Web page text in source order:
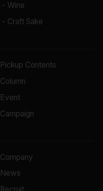
- Wine
- Craft Sake
Pickup Contents
Column
Event
Campaign
Company
News